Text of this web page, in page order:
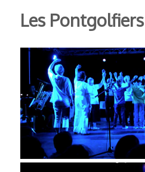
Les Pontgolfiers